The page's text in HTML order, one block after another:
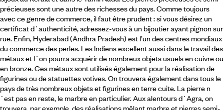
précieuses sont une autre des richesses du pays. Comme toujours
avec ce genre de commerce, il faut être prudent : si vous désirez un
certificat d´authenticité, adressez-vous à un bijoutier ayant pignon sur
rue. Enfin, Hyderabad (Andhra Pradesh) est l’un des centres mondiaux
du commerce des perles. Les Indiens excellent aussi dans le travail des
métaux et l´on pourra acquérir de nombreux objets usuels en cuivre ou
en bronze. Ces métaux sont utilisés également pour la réalisation de
figurines ou de statuettes votives. On trouvera également dans tous le
pays de très nombreux objets et figurines en terre cuite. La pierre n
´est pas en reste, le marbre en particulier. Aux alentours d´Agra, on
trouvera, par exemple, des réalisations mêlant marbre et pierres semi-